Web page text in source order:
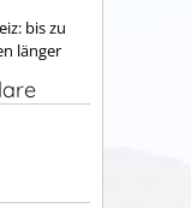
bis zu
länger